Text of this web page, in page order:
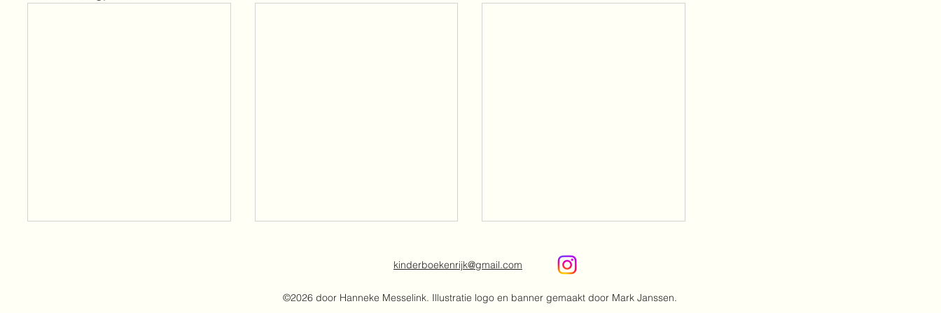
kinderboekenrijk@gmail.com
©2026 door Hanneke Messelink. Illustratie logo en banner gemaakt door Mark Janssen.